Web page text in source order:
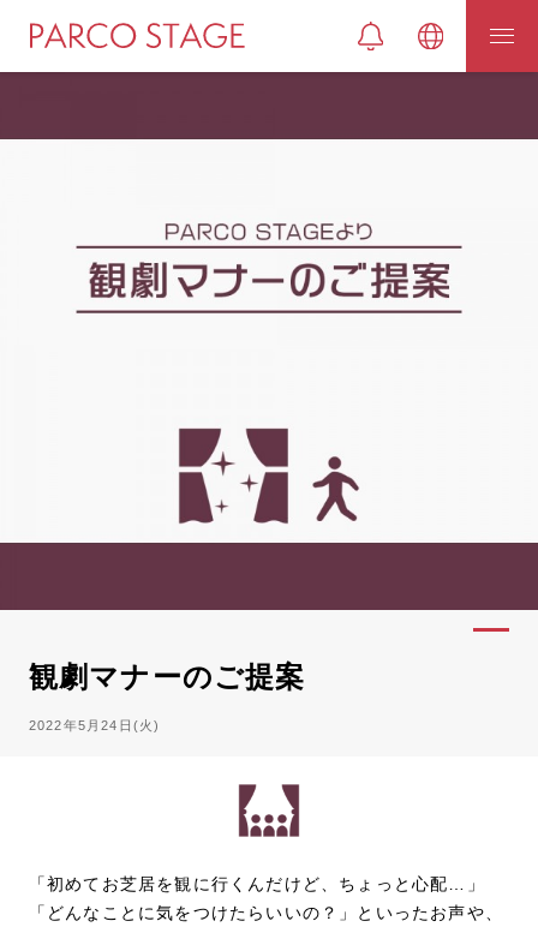
観劇マナーのご提案
2022年5月24日(火)
「初めてお芝居を観に行くんだけど、ちょっと心配…」
「どんなことに気をつけたらいいの？」といったお声や、